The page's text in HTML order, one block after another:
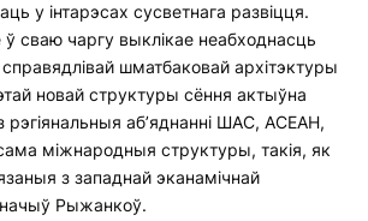
у інтарэсах сусветнага развіцця.
сваю чаргу выклікае неабходнасць
шматбаковай архітэктуры
новай структуры сёння актыўна
рэгіянальныя аб’яднанні ШАС, АСЕАН,
міжнародныя структуры, такія, як
з западнай эканамічнай
Рыжанкоў.